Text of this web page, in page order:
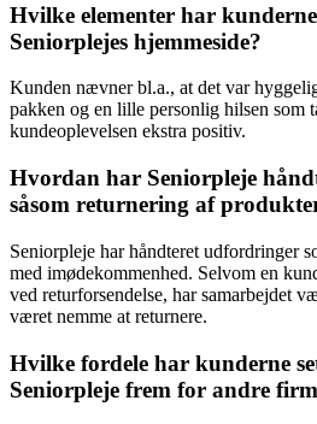
Hvilke elementer har
Seniorplejes hjemmeside?
Kunden nævner bl.a., at det var
pakken og en lille personlig hilsen som
kundeoplevelsen ekstra positiv.
Hvordan har Seniorpleje
såsom returnering af
Seniorpleje har håndteret udfordringer
med imødekommenhed. Selvom en
ved returforsendelse, har samarbejdet
været nemme at returnere.
Hvilke fordele har kunderne
Seniorpleje frem for andre